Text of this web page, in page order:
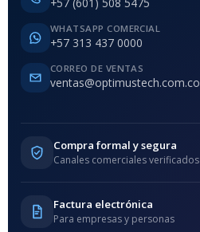
WHATSAPP COMERCIAL
+57 313 437 0000
CORREO DE VENTAS
ventas@optimustech.com.co
Compra formal y segura
Canales comerciales verificados
Factura electrónica
Para empresas y personas